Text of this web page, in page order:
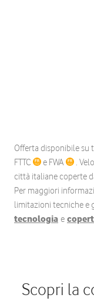
Offerta disponibile su
FTTC
e FWA
.
città italiane coperte
Per maggiori
limitazioni tecniche e
tecnologia e
Scopri la